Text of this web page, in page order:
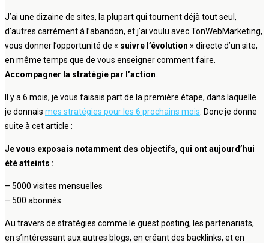
J’ai une dizaine de sites, la plupart qui tournent déjà tout seul,
d’autres carrément à l’abandon, et j’ai voulu avec TonWebMarketing,
vous donner l’opportunité de « suivre l’évolution » directe d’un site,
en même temps que de vous enseigner comment faire.
Accompagner la stratégie par l’action
Il y a 6 mois, je vous faisais part de la première étape, dans laquelle
je donnais mes stratégies pour les 6 prochains mois . Donc je donne
suite à cet article :
Je vous exposais notamment des objectifs, qui ont aujourd’hui
été atteints :
– 5000 visites mensuelles
– 500 abonnés
Au travers de stratégies comme le guest posting, les partenariats,
en s’intéressant aux autres blogs, en créant des backlinks, et en